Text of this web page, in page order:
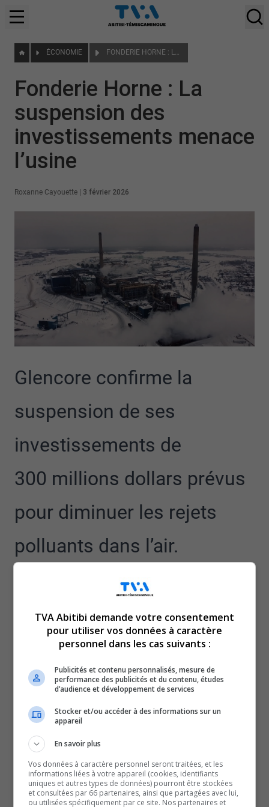
ÉCONOMIE FONDERIE HORNE : LA SUSPENSION DES INVESTISSEMENTS MENACE L’USINE
Fonderie Horne : La
suspension des
investissements menace
l’usine
Roxanne Cayouette 3 février 2026
Glencore confirme la
suspension de ses
investissements de
300 millions dollars prévus
pour diminuer les rejets
polluants dans l’air.
nouvelle aux employés, ce matin.
Rappelons qu’au début de l’année 2026, Glencore
venir à une entente avec Québec, ce qui n’a
finalement pas été fait.
À compter de mars 2027, la Fonderie ne respectera
plus les conditions de son permis environnemental,
donc l’usine est sérieusement menacée de fermeture
Pour les représentants syndicaux, Shawn Smith et
Nicolas Lapierre, l’annonce d’aujourd’hui est un coup dur
pour les travailleurs.
TVA Abitibi demande votre consentement
pour utiliser vos données à caractère
personnel dans les cas suivants :
Publicités et contenu personnalisés, mesure de
performance des publicités et du contenu, études
d’audience et développement de services
Stocker et/ou accéder à des informations sur un
appareil
En savoir plus
Vos données à caractère personnel seront traitées, et les
informations liées à votre appareil (cookies, identifiants
uniques et autres types de données) pourront être stockées
et consultées par 66 partenaires, ainsi que partagées avec lui,
ou utilisées spécifiquement par ce site. Nos partenaires et